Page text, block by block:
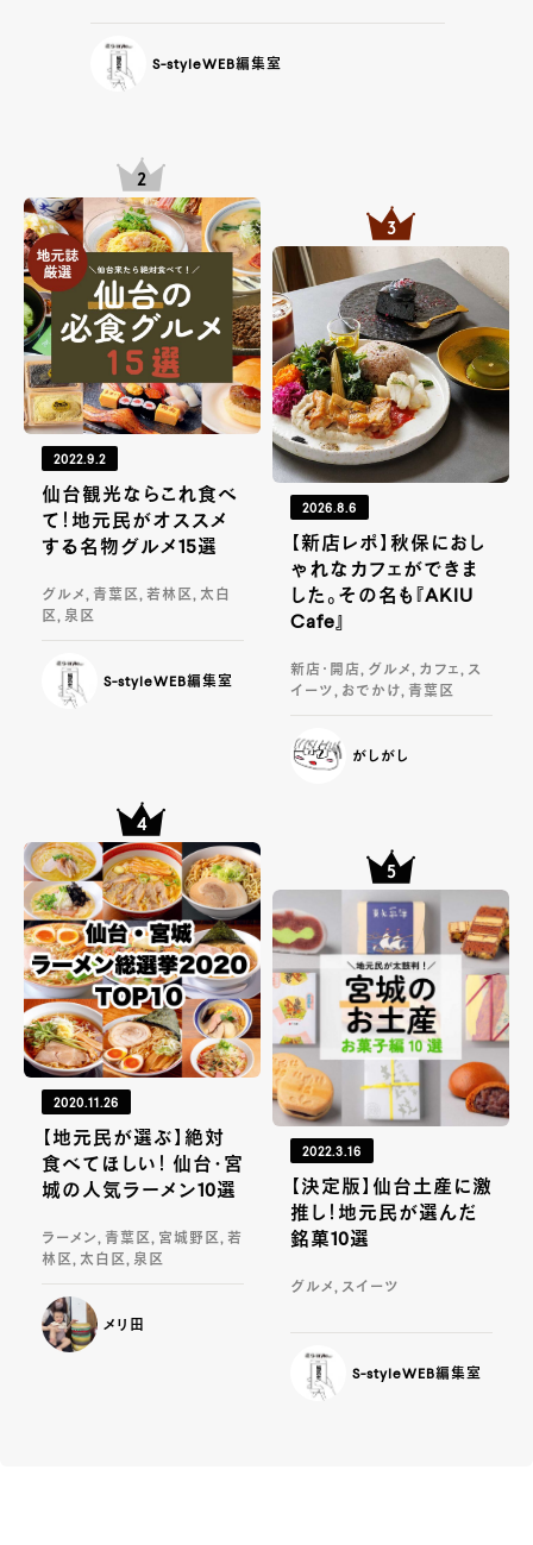
S-styleWEB編集室
2022.9.2
仙台観光ならこれ食べ
て！地元民がオススメ
する名物グルメ15選
グルメ, 青葉区, 若林区, 太白
区, 泉区
S-styleWEB編集室
2026.8.6
【新店レポ】秋保におし
ゃれなカフェができま
した。その名も『AKIU
Cafe』
新店・開店, グルメ, カフェ, ス
イーツ, おでかけ, 青葉区
がしがし
2020.11.26
【地元民が選ぶ】絶対
食べてほしい！ 仙台・宮
城の人気ラーメン10選
ラーメン, 青葉区, 宮城野区, 若
林区, 太白区, 泉区
メリ田
2022.3.16
【決定版】仙台土産に激
推し！地元民が選んだ
銘菓10選
グルメ, スイーツ
S-styleWEB編集室